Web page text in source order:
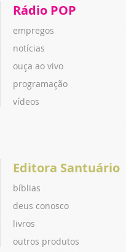
Rádio POP
empregos
notícias
ouça ao vivo
programação
vídeos
Editora Santuário
bíblias
deus conosco
livros
outros produtos